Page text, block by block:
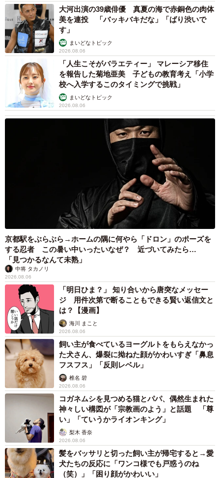
大河出演の39歳俳優 真夏の海で赤銅色の肉体
美を連投 「バッキバキだな」「ばり渋いで
す」
まいどなトピック
2026.08.06
「人生こそがバラエティー」 マレーシア移住
を報告した菊地亜美 子どもの教育考え「小学
校へ入学するこのタイミングで挑戦」
まいどなトピック
2026.08.06
京都駅をぶらぶら→ホームの隅に何やら「ドロン」のポーズを
する忍者 この暑い中いったいなぜ？ 近づいてみたら…
「見つかるなんて未熟」
中将 タカノリ
2026.08.06
「明日ひま？」 知り合いから唐突なメッセー
ジ 用件次第で断ることもできる賢い返信文と
は？【漫画】
海川 まこと
2026.08.06
飼い主が食べているヨーグルトをもらえなかっ
た犬さん、爆裂に拗ねた顔がかわいすぎ「鼻息
フスフス」「反則レベル」
椎名 碧
2026.08.06
コガネムシを見つめる猫とパパ、偶然生まれた
神々しい構図が「宗教画のよう」と話題 「尊
い」「ていうかライオンキング」
梨木 香奈
2026.08.06
髪をバッサリと切った飼い主が帰宅すると→愛
犬たちの反応に「ワンコ様でも戸惑うのね
（笑）」「困り顔がかわいい」